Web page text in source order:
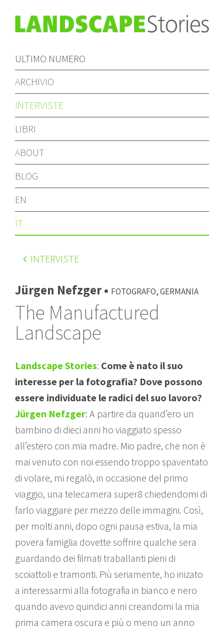
ULTIMO NUMERO
ARCHIVIO
INTERVISTE
LIBRI
ABOUT
BLOG
EN
IT
INTERVISTE
Jürgen Nefzger • Fotografo, Germania
The Manufactured
Landscape
Landscape Stories: Come è nato il suo
interesse per la fotografia? Dove possono
essere individuate le radici del suo lavoro?
Jürgen Nefzger: A partire da quand’ero un
bambino di dieci anni ho viaggiato spesso
all’estero con mia madre. Mio padre, che non è
mai venuto con noi essendo troppo spaventato
di volare, mi regalò, in occasione del primo
viaggio, una telecamera super8 chiedendomi di
farlo viaggiare per mezzo delle immagini. Così,
per molti anni, dopo ogni pausa estiva, la mia
povera famiglia dovette soffrire qualche sera
guardando dei filmati traballanti pieni di
scoiattoli e tramonti. Più seriamente, ho inizato
a interessarmi alla fotografia in bianco e nero
quando avevo quindici anni creandomi la mia
prima camera oscura e più o meno un anno